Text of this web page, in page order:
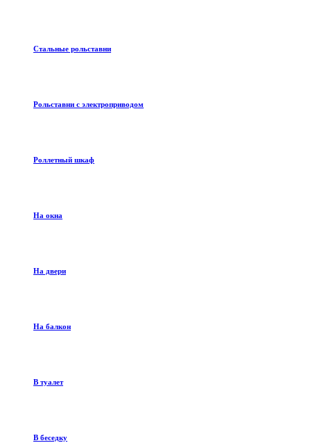
Стальные рольставни
Рольставни с электроприводом
Роллетный шкаф
На окна
На двери
На балкон
В туалет
В беседку